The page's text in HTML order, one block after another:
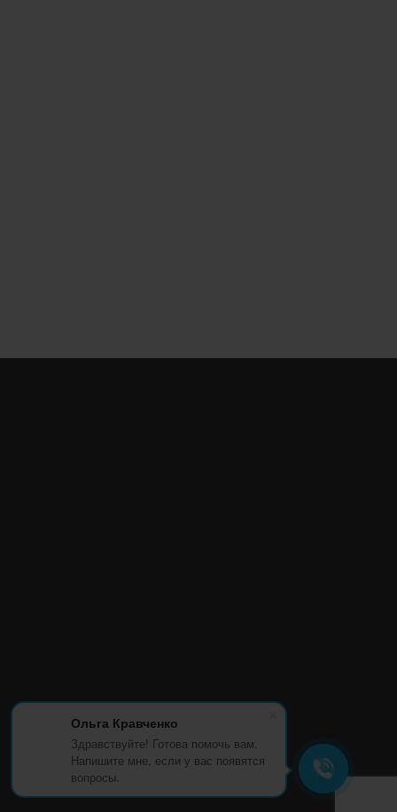
Ольга Кравченко
Здравствуйте! Готова помочь вам.
Напишите мне, если у вас появятся
вопросы.